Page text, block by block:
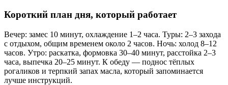
Короткий план дня, который работает
Вечер: замес 10 минут, охлаждение 1–2 часа. Туры: 2–3 захода
с отдыхом, общим временем около 2 часов. Ночь: холод 8–12
часов. Утро: раскатка, формовка 30–40 минут, расстойка 2–3
часа, выпечка 20–25 минут. К обеду — поднос тёплых
рогаликов и терпкий запах масла, который запоминается
лучше инструкций.